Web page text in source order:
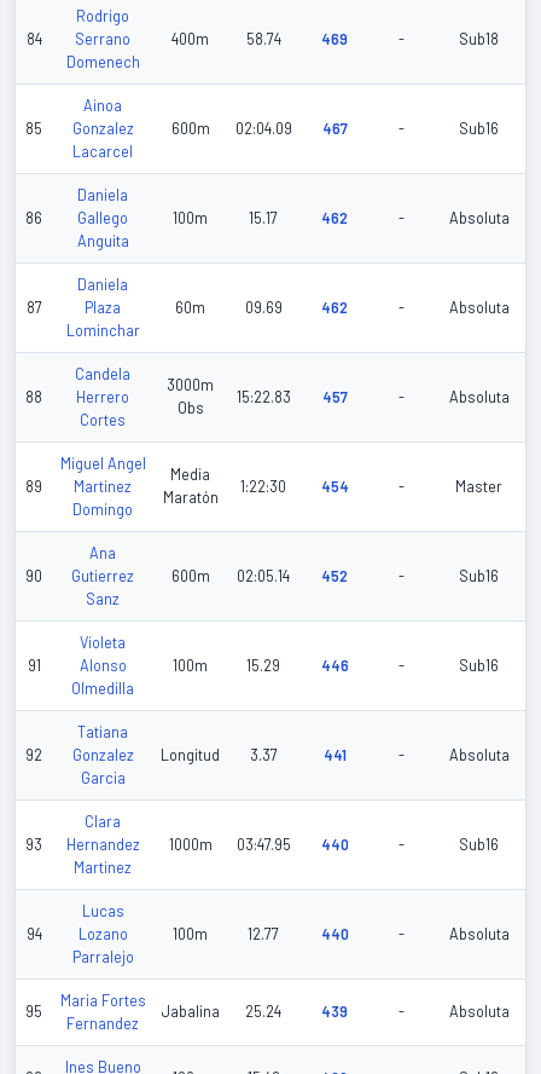
84
Rodrigo
Serrano
Domenech
400m 58.74 469 - Sub18
85
Ainoa
Gonzalez
Lacarcel
600m 02:04.09 467 - Sub16
86
Daniela
Gallego
Anguita
100m 15.17 462 - Absoluta
87
Daniela
Plaza
Lominchar
60m 09.69 462 - Absoluta
88
Candela
Herrero
Cortes
3000m
Obs
15:22.83 457 - Absoluta
89
Miguel Angel
Martinez
Domingo
Media
Maratón
1:22:30 454 - Master
90
Ana
Gutierrez
Sanz
600m 02:05.14 452 - Sub16
91
Violeta
Alonso
Olmedilla
100m 15.29 446 - Sub16
92
Tatiana
Gonzalez
Garcia
Longitud 3.37 441 - Absoluta
93
Clara
Hernandez
Martinez
1000m 03:47.95 440 - Sub16
94
Lucas
Lozano
Parralejo
100m 12.77 440 - Absoluta
95
Maria Fortes
Fernandez
Jabalina 25.24 439 - Absoluta
Ines Bueno